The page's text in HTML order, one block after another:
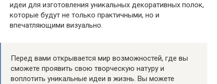
идеи для изготовления уникальных декоративных полок,
которые будут не только практичными, но и
впечатляющими визуально.
Перед вами открывается мир возможностей, где вы
сможете проявить свою творческую натуру и
воплотить уникальные идеи в жизнь. Вы можете